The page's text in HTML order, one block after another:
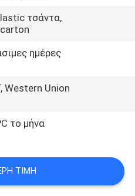
τσάντα,
ημέρες
Western Union
το μήνα
ΤΙΜΉ